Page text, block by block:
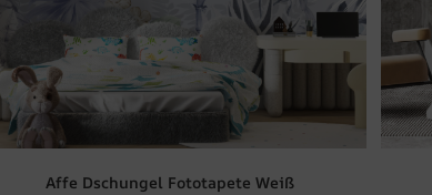
Affe Dschungel Fototapete Weiß